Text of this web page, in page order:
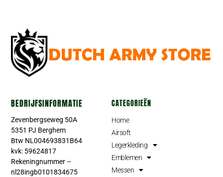
BEDRIJFSINFORMATIE
Zevenbergseweg 50A
5351 PJ Berghem
Btw NL004693831B64
kvk: 59624817
Rekeningnummer –
nl28ingb0101834675
CATEGORIEËN
Home
Airsoft
Legerkleding
Emblemen
Messen